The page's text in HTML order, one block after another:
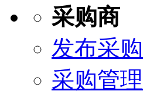
采购商
发布采购
采购管理